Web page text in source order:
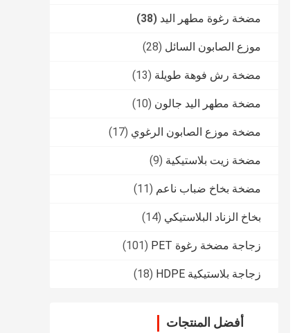
مضخة رغوة مطهر اليد (38)
موزع الصابون السائل (28)
مضخة رش فوهة طويلة (13)
مضخة مطهر اليد جالون (10)
مضخة موزع الصابون الرغوي (17)
مضخة زيت بلاستيكية (9)
مضخة بخاخ ضباب ناعم (11)
بخاخ الزناد البلاستيكي (14)
زجاجة مضخة رغوة PET (101)
زجاجة بلاستيكية HDPE (18)
أفضل المنتجات